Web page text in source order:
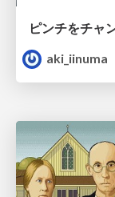
aki_iinuma